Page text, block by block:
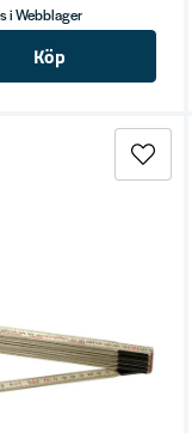
i Webblager
Köp